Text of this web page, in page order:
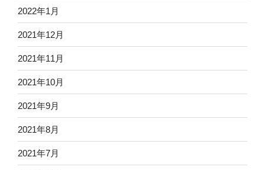
2022年1月
2021年12月
2021年11月
2021年10月
2021年9月
2021年8月
2021年7月